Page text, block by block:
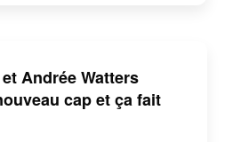
Andrée Watters
cap et ça fait